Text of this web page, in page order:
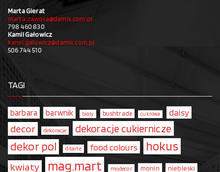
Marta Gierat
marta.zawora@damix.com.pl
798 460 830
Kamil Gałowicz
kamil.galowicz@damix.com.pl
506 744 510
TAGI
barbara barwnik biały bushtrade cukrowa daisy
decor dekoracje dekoracje cukiernicze
dekor pol ditarte food colours hokus
kwiaty mag.mart modecor monin niebieski